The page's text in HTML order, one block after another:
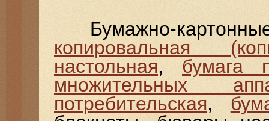
Бумажно-картонные
копировальная
настольная, бумага
множительных
потребительская,